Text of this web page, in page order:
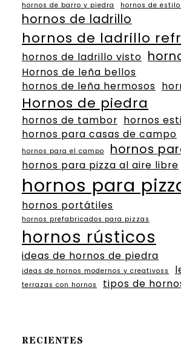
hornos de barro y piedra hornos de
hornos de ladrillo
hornos de ladrillo
hornos de ladrillo visto
Hornos de leña bellos
hornos de leña hermosos
Hornos de piedra
hornos de tambor hornos
hornos para casas de campo
hornos para el campo hornos
hornos para pizza al aire libre
hornos para
hornos portátiles
hornos prefabricados para pizzas
hornos rústicos
ideas de hornos de piedra
ideas de hornos modernos y creativoss
terrazas con hornos tipos de
RECIENTES